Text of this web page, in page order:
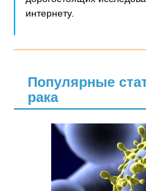
интернету.
Популярные
рака